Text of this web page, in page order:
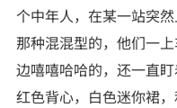
个中年人，在某一站突
那种混混型的，他们一
边嘻嘻哈哈的，还一直
红色背心，白色迷你裙